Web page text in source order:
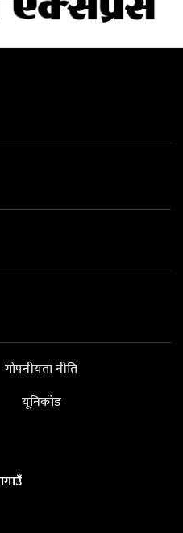
गोपनीयता नीति
यूनिकोड